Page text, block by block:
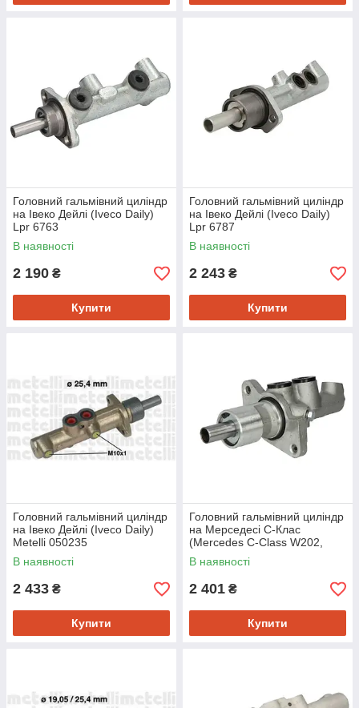
Головний гальмівний циліндр
на Івеко Дейлі (Iveco Daily)
Lpr 6763
В наявності
2 190 ₴
Купити
Головний гальмівний циліндр
на Івеко Дейлі (Iveco Daily)
Lpr 6787
В наявності
2 243 ₴
Купити
Головний гальмівний циліндр
на Івеко Дейлі (Iveco Daily)
Metelli 050235
В наявності
2 433 ₴
Купити
Головний гальмівний циліндр
на Мерседесі C-Клас
(Mercedes C-Class W202,
W203, W204, W202) Lpr 1856
В наявності
2 401 ₴
Купити